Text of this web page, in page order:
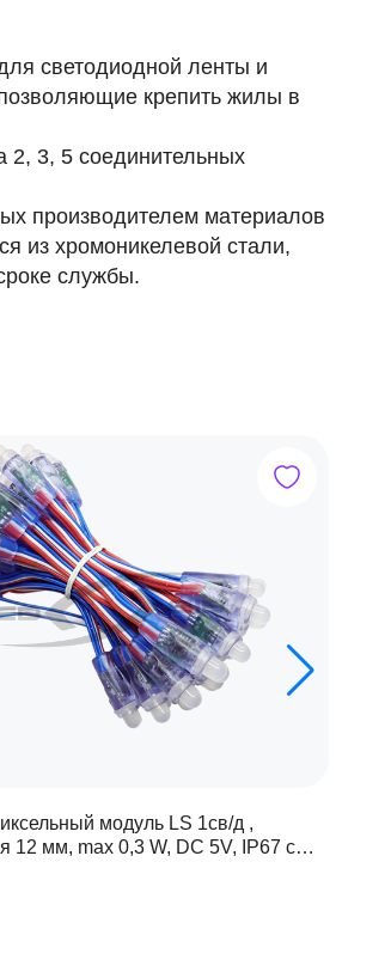
светодиодной ленты и
крепить жилы в
2, 3, 5 соединительных
производителем материалов
из хромоникелевой стали,
службы.
модуль LS 1св/д ,
мм, max 0,3 W, DC 5V, IP67 с